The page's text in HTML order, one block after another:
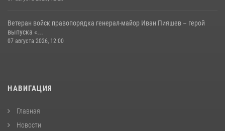
Ветеран войск правопорядка генерал-майор Иван Пияшев – герой
выпуска «...
07 августа 2026, 12:00
НАВИГАЦИЯ
Главная
Новости